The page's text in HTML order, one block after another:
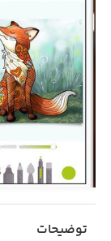
توضیحات